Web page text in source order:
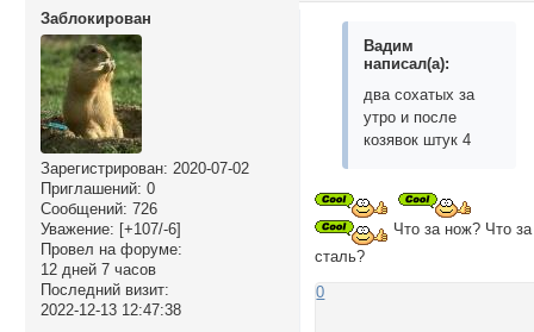
Заблокирован
Зарегистрирован: 2020-07-02
Приглашений: 0
Сообщений: 726
Уважение: [+107/-6]
Провел на форуме:
12 дней 7 часов
Последний визит:
2022-12-13 12:47:38
Вадим
написал(а):
два сохатых за
утро и после
козявок штук 4
Что за нож? Что за
сталь?
0